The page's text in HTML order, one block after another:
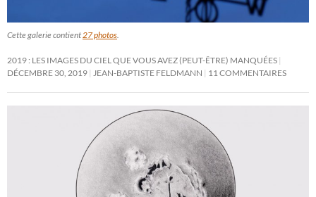
Cette galerie contient 27 photos
2019 : LES IMAGES DU CIEL QUE VOUS AVEZ (PEUT-ÊTRE) MANQUÉES
DÉCEMBRE 30, 2019
JEAN-BAPTISTE FELDMANN 11 COMMENTAIRES